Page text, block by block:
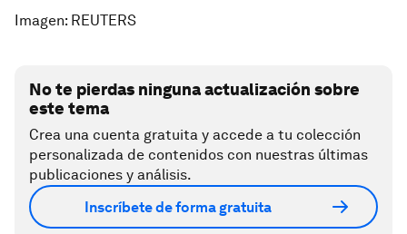
Imagen: REUTERS
No te pierdas ninguna actualización sobre
este tema
Crea una cuenta gratuita y accede a tu colección
personalizada de contenidos con nuestras últimas
publicaciones y análisis.
Inscríbete de forma gratuita